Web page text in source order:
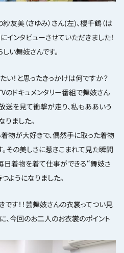
友美（さゆみ）さん(左)、櫻千鶴（は
ンタビューさせていただきました！
い舞妓さんです。
！と思ったきっかけは何ですか？
のドキュメンタリー番組で舞妓さん
送を見て衝撃が走り、私もああいう
りました。
物が大好きで、偶然手に取った着物
その美しさに惹きこまれて見た瞬間
日着物を着て仕事ができる“舞妓さ
ようになりました。
！！芸舞妓さんの衣裳ってつい見
に、今回のお二人のお衣裳のポイント